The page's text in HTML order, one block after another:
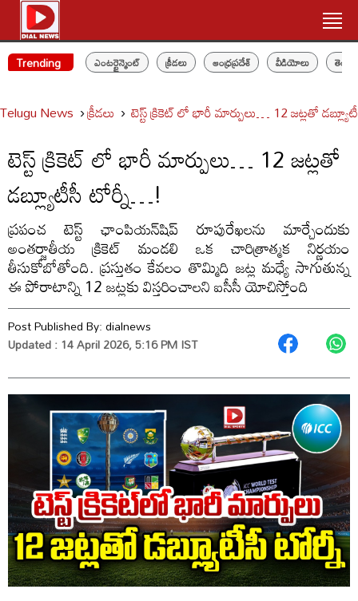
Trending ఎంటర్టైన్మెంట్ క్రీడలు ఆంధ్రప్రదేశ్ వీడియోలు
Telugu News క్రీడలు టెస్ట్ క్రికెట్ లో భారీ మార్పులు… 12 జట్లతో
టెస్ట్ క్రికెట్ లో భారీ మార్పులు… 12 జట్లతో
డబ్ల్యూటీసీ టోర్నీ…!
ప్రపంచ టెస్ట్ ఛాంపియన్‌షిప్ రూపురేఖలను మార్చేందుకు
అంతర్జాతీయ క్రికెట్ మండలి ఒక చారిత్రాత్మక నిర్ణయం
తీసుకోబోతోంది. ప్రస్తుతం కేవలం తొమ్మిది జట్ల మధ్యే సాగుతున్న
ఈ పోరాటాన్ని 12 జట్లకు విస్తరించాలని ఐసీసీ యోచిస్తోంది
Post Published By:dialnews
Updated : 14 April 2026, 5:16 PM IST